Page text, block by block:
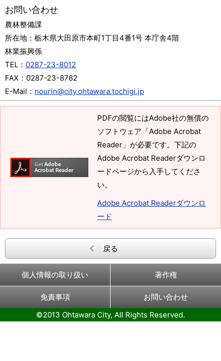
お問い合わせ
農林整備課
所在地： 栃木県大田原市本町1丁目4番1号 本庁舎4階
林業振興係
TEL： 0287-23-8012
FAX： 0287-23-8782
E-Mail： nourin@city.ohtawara.tochigi.jp
PDFの閲覧にはAdobe社の無償の
ソフトウェア「Adobe Acrobat
Reader」が必要です。下記の
Adobe Acrobat Readerダウンロ
ードページから入手してくださ
い。
Adobe Acrobat Readerダウンロ
ード
戻る
個人情報の取り扱い 著作権
免責事項
お問い合わせ
©2013 Ohtawara City, All Rights Reserved.